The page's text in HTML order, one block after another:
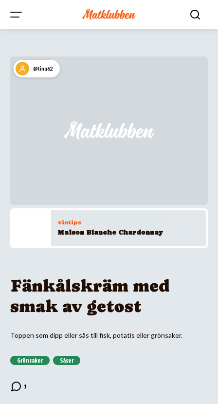
@tina62
vintips
Maison Blanche Chardonnay
Fänkålskräm med
smak av getost
Toppen som dipp eller sås till fisk, potatis eller grönsaker.
Grönsaker Såser